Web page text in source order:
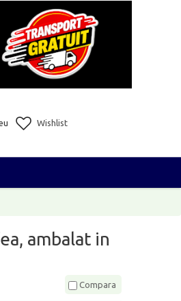
Wishlist
ambalat in
Compara